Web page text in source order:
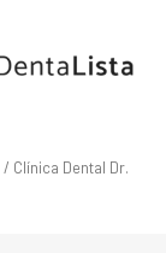
/ Clínica Dental Dr.